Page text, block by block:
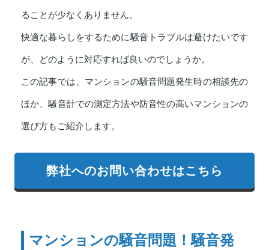
ることが少なくありません。
快適な暮らしをするために騒音トラブルは避けたいです
が、どのように対応すれば良いのでしょうか。
この記事では、マンションの騒音問題発生時の相談先の
ほか、騒音計での測定方法や防音性の高いマンションの
選び方もご紹介します。
弊社へのお問い合わせはこちら
マンションの騒音問題！騒音発